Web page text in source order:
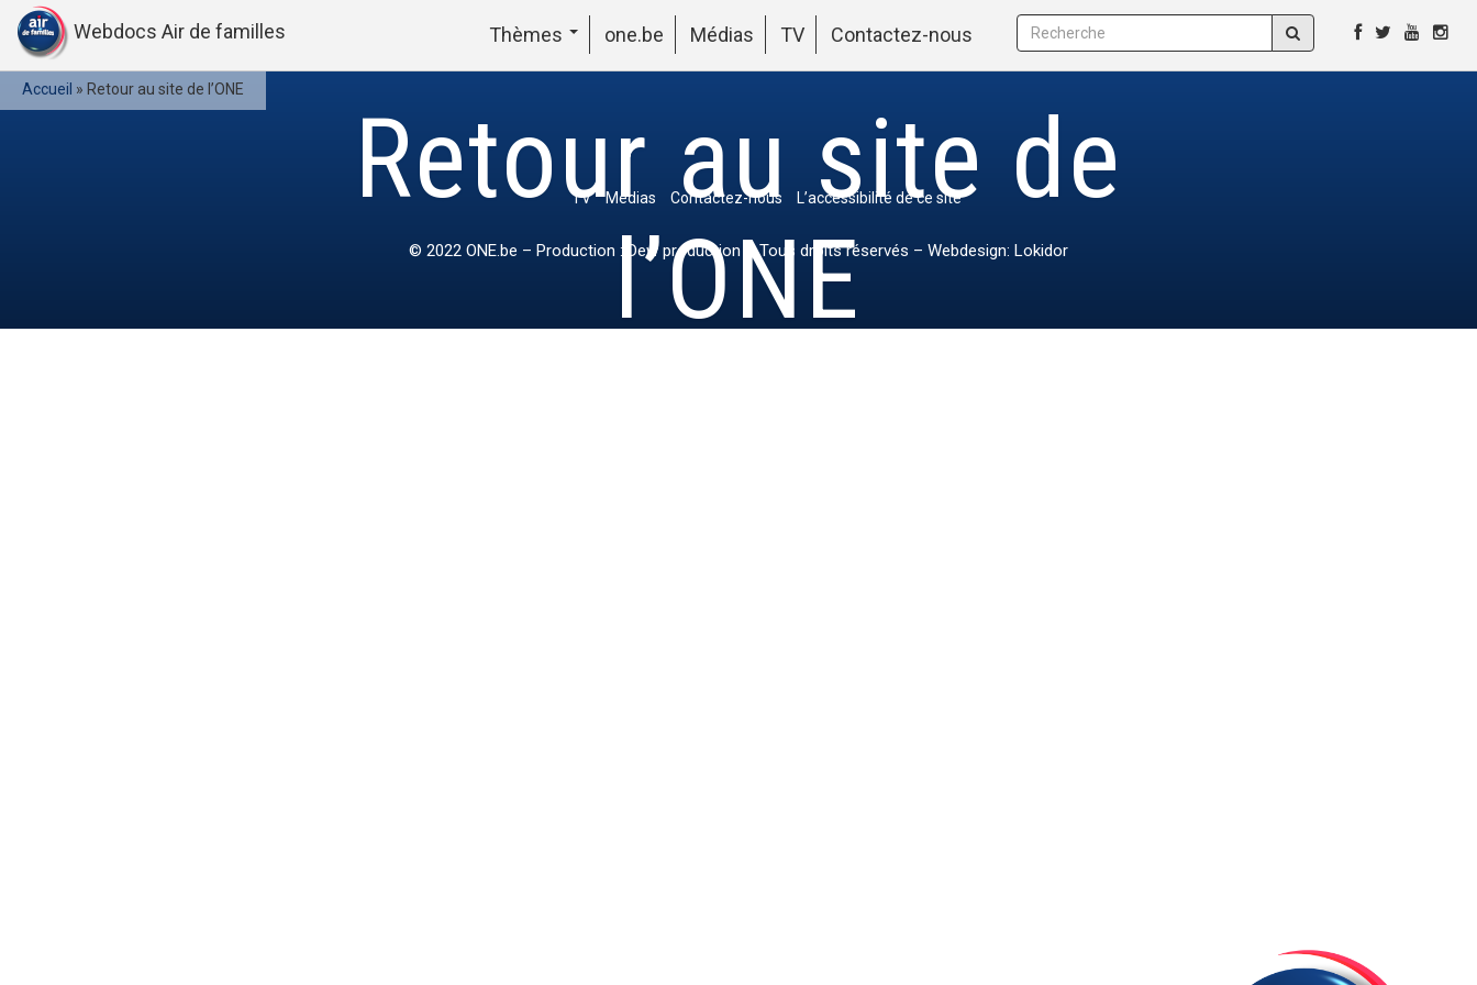
Webdocs Air de familles Thèmes one.be Médias TV Contactez-nous
Accueil » Retour au site de l’ONE
Retour au site de
l’ONE
TV Médias Contactez-nous L’accessibilité de ce site
© 2022 ONE.be – Production : Dew production – Tous droits réservés – Webdesign: Lokidor